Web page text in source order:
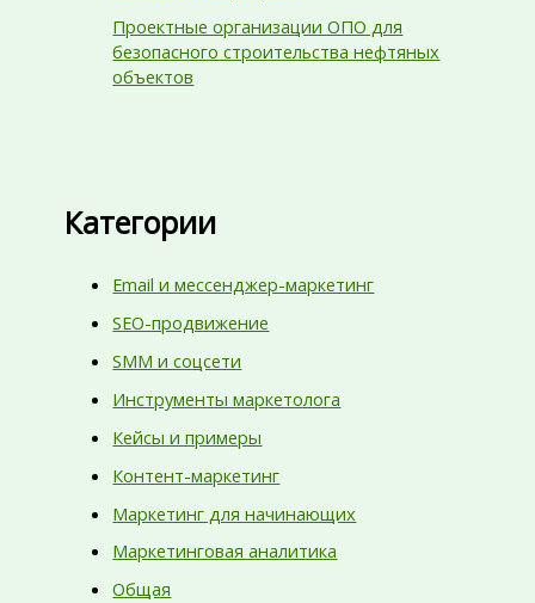
Проектные организации ОПО для
безопасного строительства нефтяных
объектов
Категории
Email и мессенджер-маркетинг
SEO-продвижение
SMM и соцсети
Инструменты маркетолога
Кейсы и примеры
Контент-маркетинг
Маркетинг для начинающих
Маркетинговая аналитика
Общая